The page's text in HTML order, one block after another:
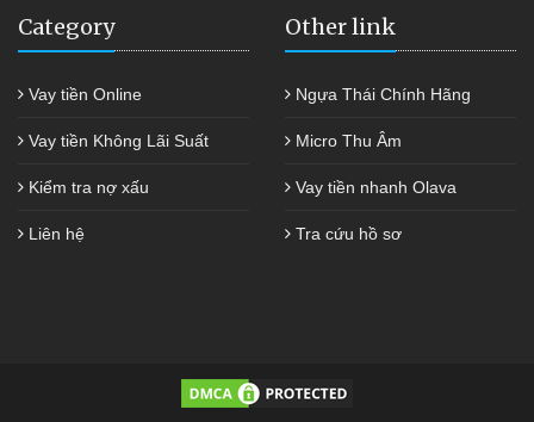
Category
Vay tiền Online
Vay tiền Không Lãi Suất
Kiểm tra nợ xấu
Liên hệ
Other link
Ngựa Thái Chính Hãng
Micro Thu Âm
Vay tiền nhanh Olava
Tra cứu hồ sơ